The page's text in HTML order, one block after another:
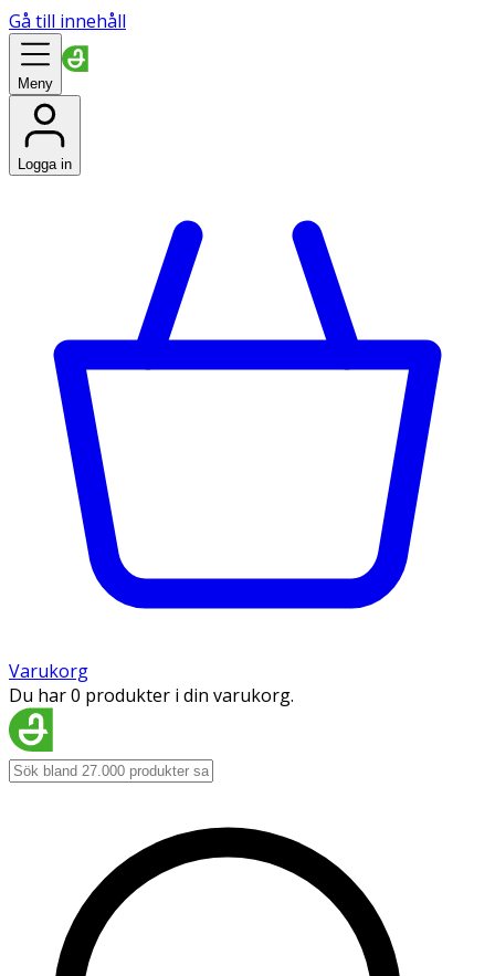
Gå till innehåll
Meny
Logga in
Varukorg
Du har 0 produkter i din varukorg.